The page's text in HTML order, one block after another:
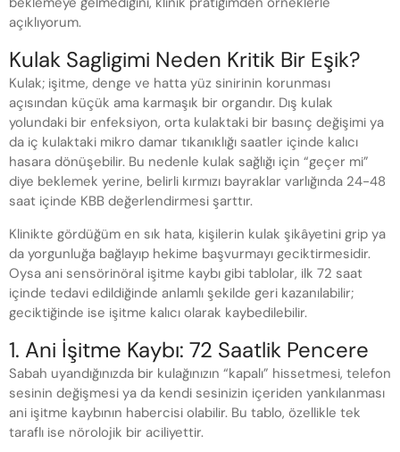
açıklıyorum.
Kulak Sagligimi Neden Kritik Bir Eşik?
Kulak; işitme, denge ve hatta yüz sinirinin korunması
açısından küçük ama karmaşık bir organdır. Dış kulak
yolundaki bir enfeksiyon, orta kulaktaki bir basınç değişimi ya
da iç kulaktaki mikro damar tıkanıklığı saatler içinde kalıcı
hasara dönüşebilir. Bu nedenle kulak sağlığı için “geçer mi”
diye beklemek yerine, belirli kırmızı bayraklar varlığında 24-48
saat içinde KBB değerlendirmesi şarttır.
Klinikte gördüğüm en sık hata, kişilerin kulak şikâyetini grip ya
da yorgunluğa bağlayıp hekime başvurmayı geciktirmesidir.
Oysa ani sensörinöral işitme kaybı gibi tablolar, ilk 72 saat
içinde tedavi edildiğinde anlamlı şekilde geri kazanılabilir;
geciktiğinde ise işitme kalıcı olarak kaybedilebilir.
1. Ani İşitme Kaybı: 72 Saatlik Pencere
Sabah uyandığınızda bir kulağınızın “kapalı” hissetmesi, telefon
sesinin değişmesi ya da kendi sesinizin içeriden yankılanması
ani işitme kaybının habercisi olabilir. Bu tablo, özellikle tek
taraflı ise nörolojik bir aciliyettir.